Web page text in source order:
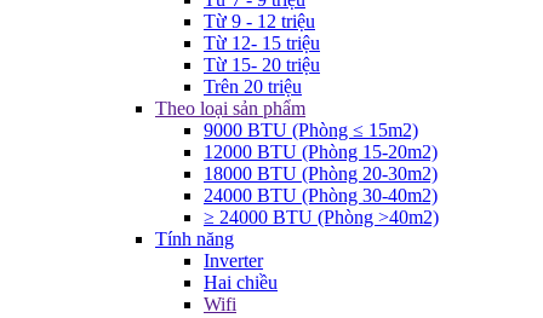
Từ 9 - 12 triệu
Từ 12- 15 triệu
Từ 15- 20 triệu
Trên 20 triệu
Theo loại sản phẩm
9000 BTU (Phòng ≤ 15m2)
12000 BTU (Phòng 15-20m2)
18000 BTU (Phòng 20-30m2)
24000 BTU (Phòng 30-40m2)
≥ 24000 BTU (Phòng >40m2)
Tính năng
Inverter
Hai chiều
Wifi